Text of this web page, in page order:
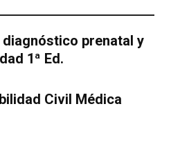
prenatal y
1ª Ed.
Civil Médica